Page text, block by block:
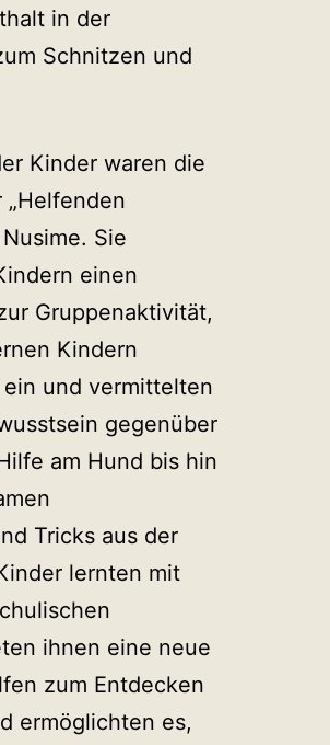
in der
Schnitzen und
Kinder waren die
Nusime. Sie
einen
Gruppenaktivität,
Kindern
und vermittelten
gegenüber
am Hund bis hin
Tricks aus der
lernten mit
ihnen eine neue
zum Entdecken
ermöglichten es,